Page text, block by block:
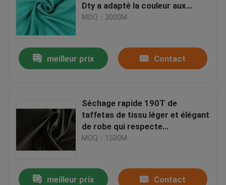
Dty a adapté la couleur aux
besoins du client 250 GM/M
MOQ：3000M
meilleur prix Contact
Séchage rapide 190T de
taffetas de tissu léger et élégant
de robe qui respecte
l'environnement
MOQ：1500M
meilleur prix Contact